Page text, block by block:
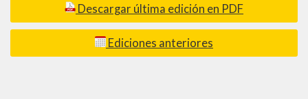
Descargar última edición en PDF
Ediciones anteriores